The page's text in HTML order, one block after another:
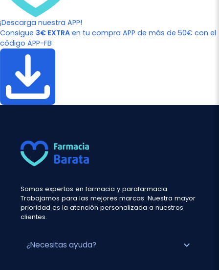
¡Descarga nuestra APP!
Consigue 3€ EXTRA en tu compra APP de más de 50€ con el
código APP-FB
Somos expertos en farmacia y parafarmacia.
Trabajamos para las mejores marcas. Nuestra mayor
prioridad es la atención personalizada a nuestros
clientes.
¿Necesitas ayuda? expand_more